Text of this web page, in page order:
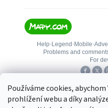
Používáme cookies,
prohlížení webu a díky